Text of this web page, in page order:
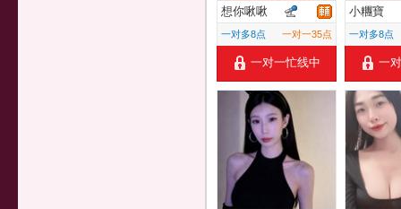
想你啾啾
一对多8点 一对一35点
一对一忙线中
小糰寶
一对多8点
一